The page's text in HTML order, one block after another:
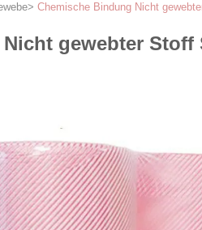
> Chemische Bindung Nicht
gewebter